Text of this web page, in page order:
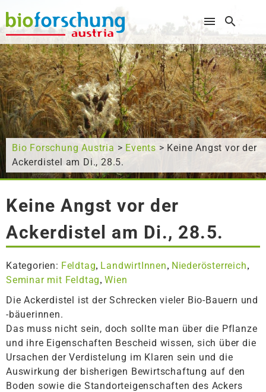
Wonach suchen Sie?
Bio Forschung Austria > Events > Keine Angst vor der
Ackerdistel am Di., 28.5.
Keine Angst vor der
Ackerdistel am Di., 28.5.
Kategorien: Feldtag, LandwirtInnen, Niederösterreich,
Seminar mit Feldtag,Wien
Die Ackerdistel ist der Schrecken vieler Bio-Bauern und
-bäuerinnen.
Das muss nicht sein, doch sollte man über die Pflanze
und ihre Eigenschaften Bescheid wissen, sich über die
Ursachen der Verdistelung im Klaren sein und die
Auswirkung der bisherigen Bewirtschaftung auf den
Boden sowie die Standorteigenschaften des Ackers